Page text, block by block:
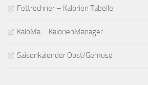
Fettrechner – Kalorien Tabelle
KaloMa – KalorienManager
Saisonkalender Obst/Gemüse